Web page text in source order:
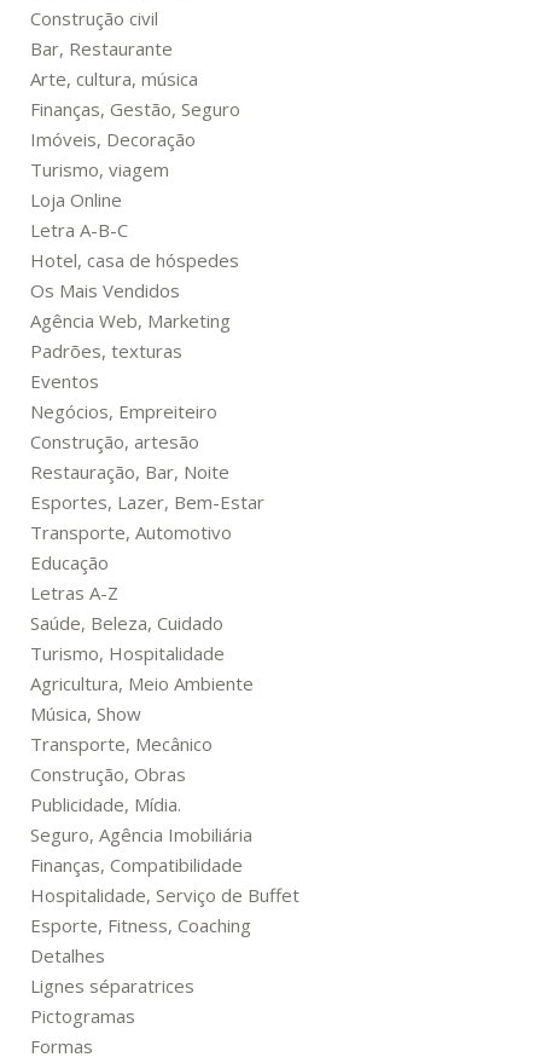
Construção civil
Bar, Restaurante
Arte, cultura, música
Finanças, Gestão, Seguro
Imóveis, Decoração
Turismo, viagem
Loja Online
Letra A-B-C
Hotel, casa de hóspedes
Os Mais Vendidos
Agência Web, Marketing
Padrões, texturas
Eventos
Negócios, Empreiteiro
Construção, artesão
Restauração, Bar, Noite
Esportes, Lazer, Bem-Estar
Transporte, Automotivo
Educação
Letras A-Z
Saúde, Beleza, Cuidado
Turismo, Hospitalidade
Agricultura, Meio Ambiente
Música, Show
Transporte, Mecânico
Construção, Obras
Publicidade, Mídia.
Seguro, Agência Imobiliária
Finanças, Compatibilidade
Hospitalidade, Serviço de Buffet
Esporte, Fitness, Coaching
Detalhes
Lignes séparatrices
Pictogramas
Formas